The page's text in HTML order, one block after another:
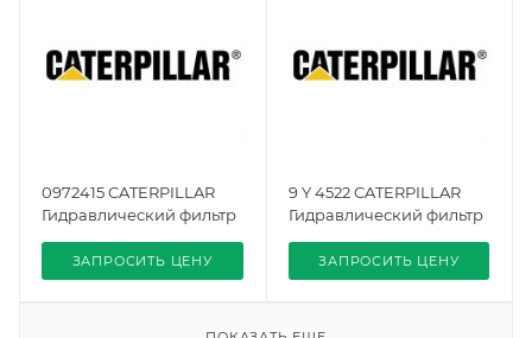
0972415 CATERPILLAR
Гидравлический фильтр
ЗАПРОСИТЬ ЦЕНУ
9 Y 4522 CATERPILLAR
Гидравлический фильтр
ЗАПРОСИТЬ ЦЕНУ